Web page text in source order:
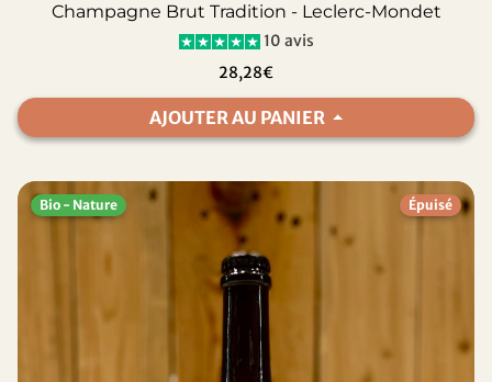
Champagne Brut Tradition - Leclerc-Mondet
10 avis
28,28€
AJOUTER AU PANIER
Bio - Nature Épuisé